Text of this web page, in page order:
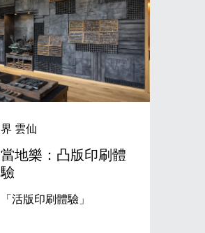
界 雲仙
當地樂：凸版印刷體
驗
「活版印刷體驗」